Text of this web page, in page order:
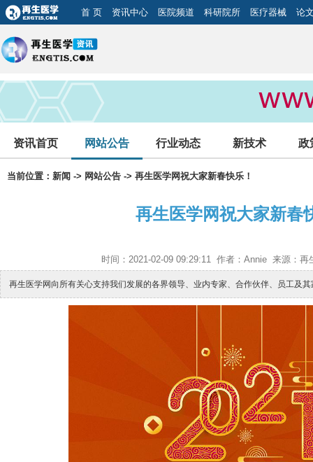
首 页 资讯中心 医院频道 科研院所 医疗器械 论
资讯首页 网站公告 行业动态 新技术 政
当前位置： 新闻 -> 网站公告 -> 再生医学网祝大家新春快乐！
再生医学网祝大家新春
时间：2021-02-09 09:29:11 作者：Annie 来源：再
再生医学网向所有关心支持我们发展的各界领导、业内专家、合作伙伴、员工及